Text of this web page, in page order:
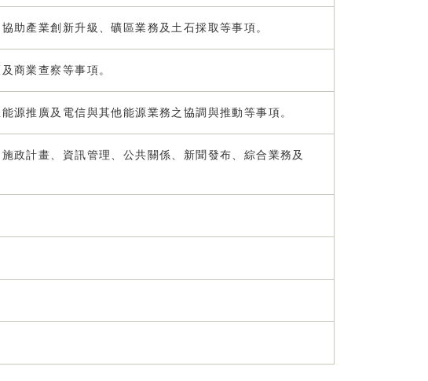
助產業創新升級、礦區業務及土石採取等事項。
商業查察等事項。
源推廣及電信與其他能源業務之協調與推動等事項。
政計畫、資訊管理、公共關係、新聞發布、綜合業務及